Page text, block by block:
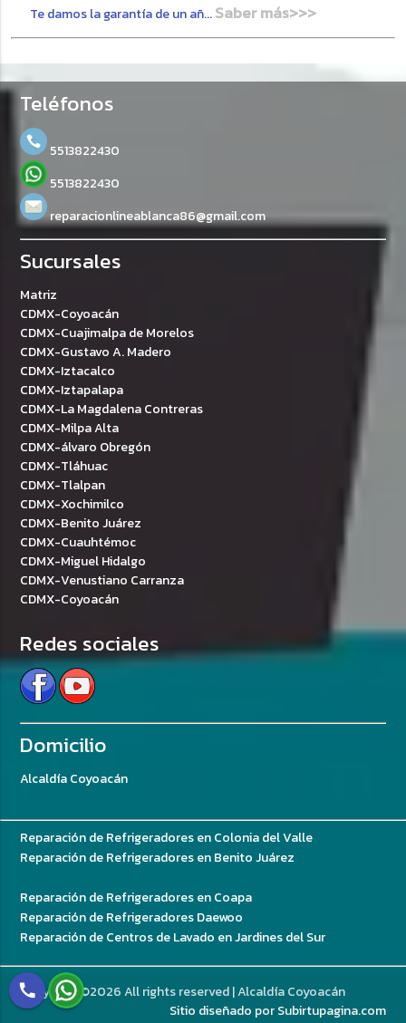
call
Te damos la garantía de un añ...Saber más>>>
Teléfonos
5513822430
5513822430
reparacionlineablanca86@gmail.com
Sucursales
Matriz
CDMX-Coyoacán
CDMX-Cuajimalpa de Morelos
CDMX-Gustavo A. Madero
CDMX-Iztacalco
CDMX-Iztapalapa
CDMX-La Magdalena Contreras
CDMX-Milpa Alta
CDMX-álvaro Obregón
CDMX-Tláhuac
CDMX-Tlalpan
CDMX-Xochimilco
CDMX-Benito Juárez
CDMX-Cuauhtémoc
CDMX-Miguel Hidalgo
CDMX-Venustiano Carranza
CDMX-Coyoacán
Redes sociales
Domicilio
Alcaldía Coyoacán
Reparación de Refrigeradores en Colonia del Valle
Reparación de Refrigeradores en Benito Juárez
Reparación de Refrigeradores en Coapa
Reparación de Refrigeradores Daewoo
Reparación de Centros de Lavado en Jardines del Sur
Copyright ©2026 All rights reserved | Alcaldía Coyoacán
Sitio diseñado por Subirtupagina.com